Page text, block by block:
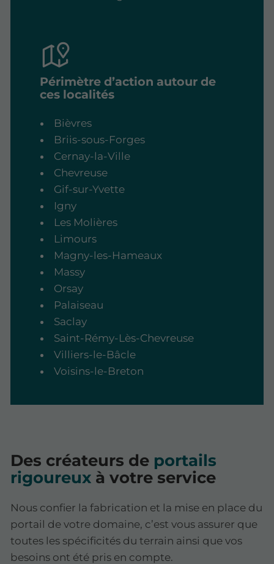
Périmètre d’action autour de
ces localités
Bièvres
Briis-sous-Forges
Cernay-la-Ville
Chevreuse
Gif-sur-Yvette
Igny
Les Molières
Limours
Magny-les-Hameaux
Massy
Orsay
Palaiseau
Saclay
Saint-Rémy-Lès-Chevreuse
Villiers-le-Bâcle
Voisins-le-Breton
Des créateurs de portails
rigoureux à votre service
Nous confier la fabrication et la mise en place du
portail de votre domaine, c’est vous assurer que
toutes les spécificités du terrain ainsi que vos
besoins ont été pris en compte.